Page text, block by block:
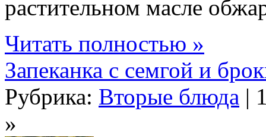
растительном масле
Читать полностью »
Запеканка с семгой и
Рубрика: Вторые блюда |
»